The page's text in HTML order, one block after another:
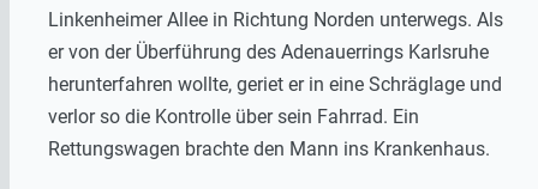
Linkenheimer Allee in Richtung Norden unterwegs. Als
er von der Überführung des Adenauerrings Karlsruhe
herunterfahren wollte, geriet er in eine Schräglage und
verlor so die Kontrolle über sein Fahrrad. Ein
Rettungswagen brachte den Mann ins Krankenhaus.